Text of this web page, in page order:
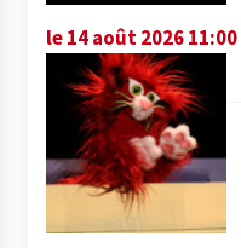
le 14 août 2026 11:00